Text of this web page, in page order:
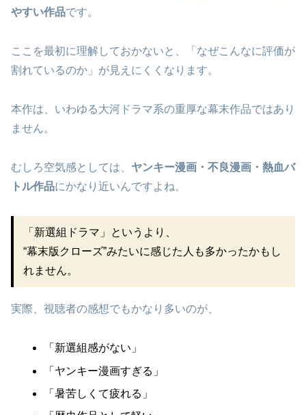
やすい作品です。
ここを最初に理解しておかないと、「なぜこんなに評価が
割れているのか」が見えにくくなります。
本作は、いわゆる大河ドラマ系の重厚な幕末作品ではあり
ません。
むしろ空気感としては、 ヤンキー漫画・不良漫画・熱血バ
トル作品にかなり近いんですよね。
「新選組ドラマ」というより、
“幕末版クローズ”みたいに感じた人も多かったかもし
れません。
実際、視聴者の感想でもかなり多いのが、
「新選組感がない」
「ヤンキー漫画すぎる」
「暑苦しくて疲れる」